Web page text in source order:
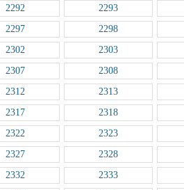
2292
2293
2297
2298
2302
2303
2307
2308
2312
2313
2317
2318
2322
2323
2327
2328
2332
2333